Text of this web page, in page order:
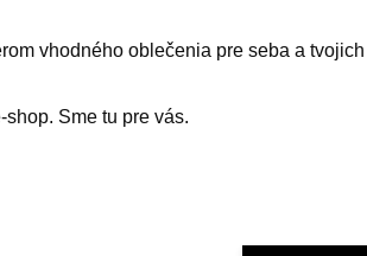
vhodného oblečenia pre seba a
Sme tu pre vás.